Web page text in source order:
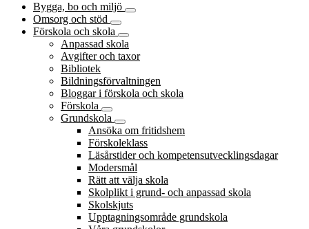
Bygga, bo och miljö
Omsorg och stöd
Förskola och skola
Anpassad skola
Avgifter och taxor
Bibliotek
Bildningsförvaltningen
Bloggar i förskola och skola
Förskola
Grundskola
Ansöka om fritidshem
Förskoleklass
Läsårstider och kompetensutvecklingsdagar
Modersmål
Rätt att välja skola
Skolplikt i grund- och anpassad skola
Skolskjuts
Upptagningsområde grundskola